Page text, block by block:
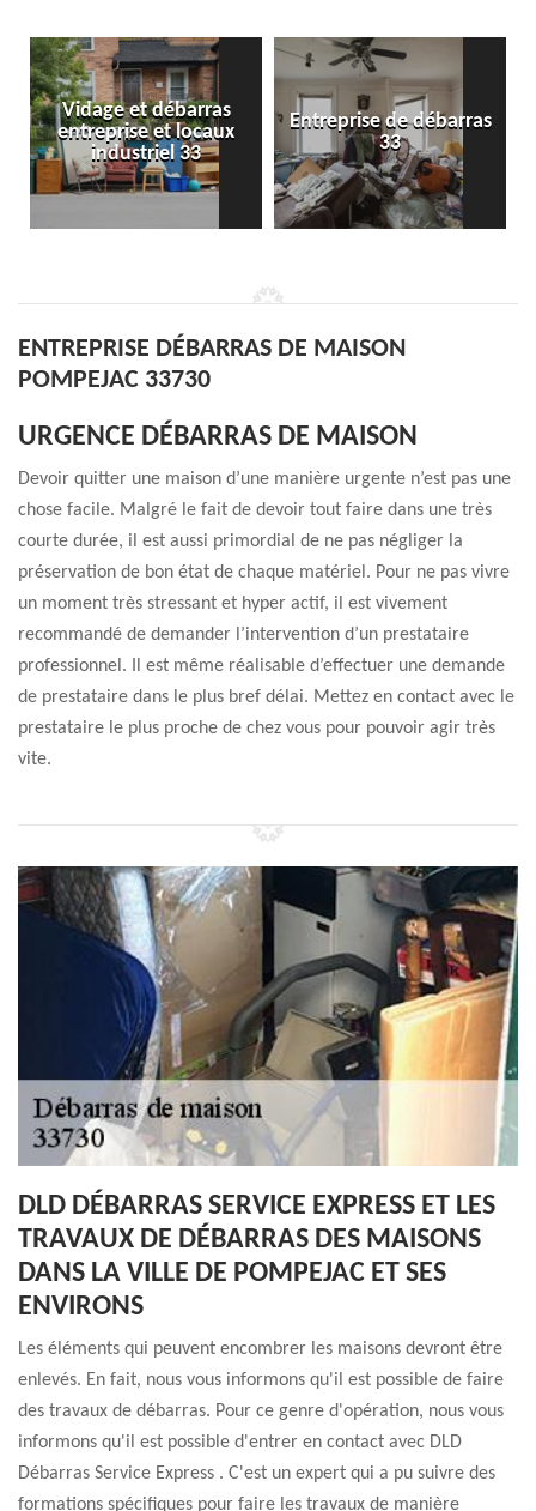
et débarras
et locaux
33
Entreprise de débarras
ENTREPRISE DÉBARRAS DE MAISON
POMPEJAC 33730
URGENCE DÉBARRAS DE MAISON
Devoir quitter une maison d’une manière urgente n’est pas une
chose facile. Malgré le fait de devoir tout faire dans une très
courte durée, il est aussi primordial de ne pas négliger la
préservation de bon état de chaque matériel. Pour ne pas vivre
un moment très stressant et hyper actif, il est vivement
recommandé de demander l’intervention d’un prestataire
professionnel. Il est même réalisable d’effectuer une demande
de prestataire dans le plus bref délai. Mettez en contact avec le
prestataire le plus proche de chez vous pour pouvoir agir très
vite.
DLD DÉBARRAS SERVICE EXPRESS ET LES
TRAVAUX DE DÉBARRAS DES MAISONS
DANS LA VILLE DE POMPEJAC ET SES
ENVIRONS
Les éléments qui peuvent encombrer les maisons devront être
enlevés. En fait, nous vous informons qu'il est possible de faire
des travaux de débarras. Pour ce genre d'opération, nous vous
informons qu'il est possible d'entrer en contact avec DLD
Débarras Service Express . C'est un expert qui a pu suivre des
formations spécifiques pour faire les travaux de manière